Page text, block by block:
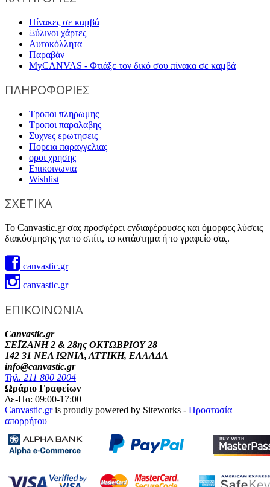
Πίνακες σε καμβά
Ξύλινοι χάρτες
Αυτοκόλλητα
Παραβάν
MyCANVAS - Φτιάξε τον δικό σου πίνακα σε καμβά
ΠΛΗΡΟΦΟΡΙΕΣ
Τροποι πληρωμης
Τροποι παραλαβης
Συχνες ερωτησεις
Πορεια παραγγελιας
οροι χρησης
Επικοινωνια
Wishlist
ΣΧΕΤΙΚΑ
Το Canvastic.gr σας προσφέρει ενδιαφέρουσες και όμορφες λύσεις
διακόσμησης για το σπίτι, το κατάστημα ή το γραφείο σας.
canvastic.gr
canvastic.gr
ΕΠΙΚΟΙΝΩΝΙΑ
Canvastic.gr
ΣΕΪΖΑΝΗ 2 & 28ης ΟΚΤΩΒΡΙΟΥ 28
142 31 ΝΕΑ ΙΩΝΙΑ, ΑΤΤΙΚΗ, ΕΛΛΑΔΑ
info@canvastic.gr
Τηλ. 211 800 2004
Ωράριο Γραφείων
Δε-Πα: 09:00-17:00
Canvastic.gris proudly powered by Siteworks - Προστασία
απορρήτου